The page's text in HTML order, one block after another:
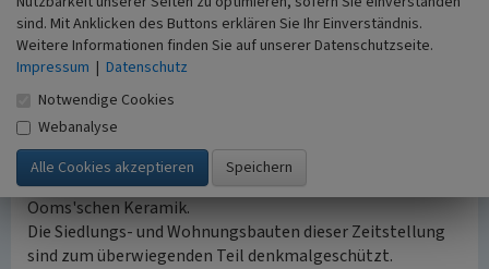
2020, S. 498).
Die Bauten und Siedlungen besitzen einen hohen
Zeugniswert für die Zeit der Industrialisierung, der damit
einhergehende Wohnungsnot, sowie die kommunalen
Maßnahmen zur Wohnraumbeschaffung. Zudem
repräsentieren sie eindrücklich die Bauformen des Neuen
Bauens unter Einbeziehung lokaler aber überregional
bekannter Besonderheiten wie der Köln-Frechener bzw.
Ooms'schen Keramik.
Die Siedlungs- und Wohnungsbauten dieser Zeitstellung
sind zum überwiegenden Teil denkmalgeschützt.
sind. Mit Anklicken des Buttons erklären Sie Ihr Einverständnis.
Weitere Informationen finden Sie auf unserer Datenschutzseite.
Impressum | Datenschutz
Notwendige Cookies
Webanalyse